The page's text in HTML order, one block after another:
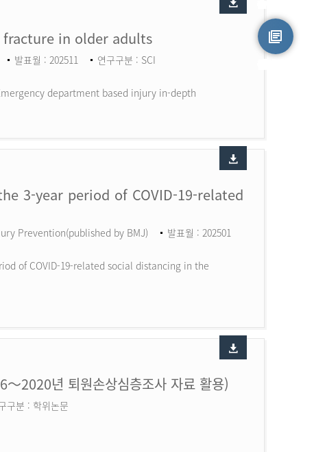
in older adults
발표월 : 202511
연구구분 : SCI
department based injury in-depth
3-year period of COVID-19-related
Prevention(published by BMJ)
발표월 : 202501
of COVID-19-related social distancing in the
2020년 퇴원손상심층조사 자료 활용)
구분 : 학위논문
손상통계